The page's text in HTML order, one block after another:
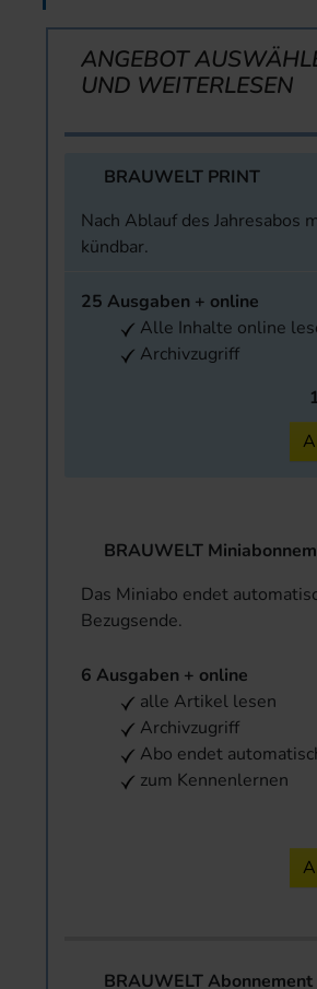
ANGEBOT
UND WEITERLESEN
BRAUWELT PRINT
Nach Ablauf des Jahresabos
kündbar.
25 Ausgaben + online
Alle Inhalte online
Archivzugriff
BRAUWELT
Das Miniabo endet
Bezugsende.
6 Ausgaben + online
alle Artikel lesen
Archivzugriff
Abo endet
zum Kennenlernen
BRAUWELT